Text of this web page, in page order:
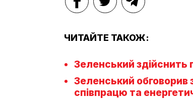
ЧИТАЙТЕ ТАКОЖ:
Зеленський здійснить
Зеленський
співпрацю та